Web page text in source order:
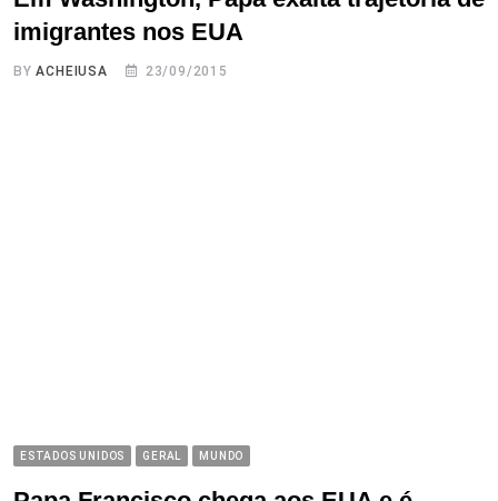
imigrantes nos EUA
BYACHEIUSA 23/09/2015
ESTADOS UNIDOS GERAL MUNDO